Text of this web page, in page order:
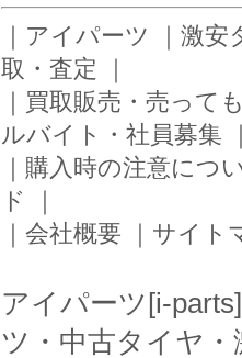
｜ アイパーツ ｜ 激安
取・査定 ｜
｜ 買取販売・売って
ルバイト・社員募集
｜ 購入時の注意につ
ド
｜
｜ 会社概要 ｜ サイト
アイパーツ[i-
ツ・中古タイヤ